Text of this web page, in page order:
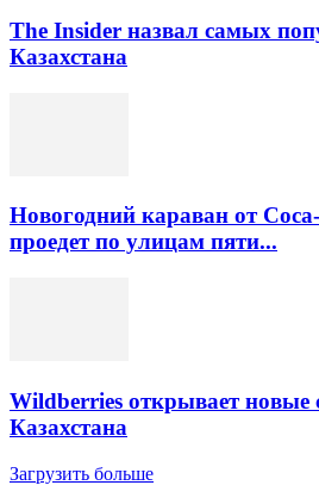
The Insider назвал самых
Казахстана
Новогодний караван от
проедет по улицам пяти...
Wildberries открывает новые
Казахстана
Загрузить больше